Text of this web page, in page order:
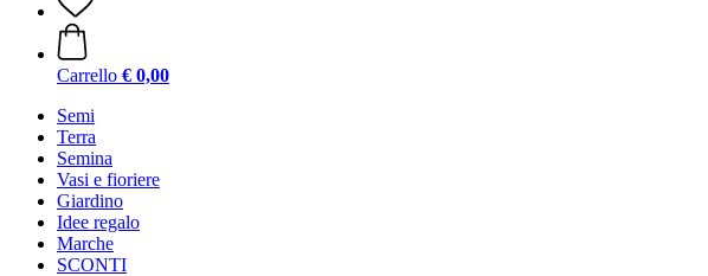
Carrello € 0,00
Semi
Terra
Semina
Vasi e fioriere
Giardino
Idee regalo
Marche
SCONTI